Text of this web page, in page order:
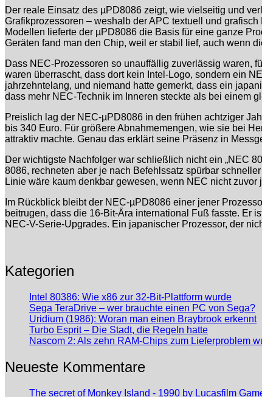
Der reale Einsatz des µPD8086 zeigt, wie vielseitig und
Grafikprozessoren – weshalb der APC textuell und
Modellen lieferte der µPD8086 die Basis für eine ganze
Geräten fand man den Chip, weil er stabil lief, auch wenn
Dass NEC-Prozessoren so unauffällig zuverlässig waren,
waren überrascht, dass dort kein Intel-Logo, sondern ein
jahrzehntelang, und niemand hatte gemerkt, dass ein
dass mehr NEC-Technik im Inneren steckte als bei einem
Preislich lag der NEC-µPD8086 in den frühen achtziger
bis 340 Euro. Für größere Abnahmemengen, wie sie bei
attraktiv machte. Genau das erklärt seine Präsenz in
Der wichtigste Nachfolger war schließlich nicht ein „NEC
8086, rechneten aber je nach Befehlssatz spürbar
Linie wäre kaum denkbar gewesen, wenn NEC nicht
Im Rückblick bleibt der NEC-µPD8086 einer jener
beitrugen, dass die 16-Bit-Ära international Fuß fasste. Er
NEC-V-Serie-Upgrades. Ein japanischer Prozessor, der
Kategorien
Intel 80386: Wie x86 zur 32-Bit-Plattform wurde
Sega TeraDrive – wer brauchte einen PC von Sega?
Uridium (1986): Woran man einen Braybrook erkennt
Turbo Esprit – Die Stadt, die Regeln hatte
Nascom 2: Als zehn RAM-Chips zum Lieferproblem
Neueste Kommentare
The secret of Monkey Island - 1990 by Lucasfilm